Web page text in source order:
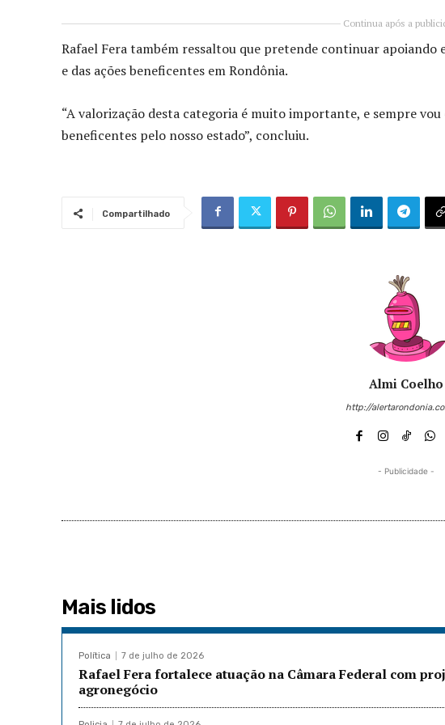
Continua após a
Rafael Fera também ressaltou que pretende continuar
e das ações beneficentes em Rondônia.
“A valorização desta categoria é muito importante, e sempre
beneficentes pelo nosso estado”, concluiu.
Compartilhado
Almi Coelho
http://
- Publicidade -
Mais lidos
Política 7 de julho de 2026
Rafael Fera fortalece atuação na Câmara Federal com
agronegócio